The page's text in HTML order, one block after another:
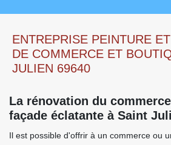
ENTREPRISE PEINTURE
DE COMMERCE ET
JULIEN 69640
La rénovation du
façade éclatante à Saint
Il est possible d'offrir à un commerce ou